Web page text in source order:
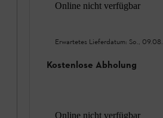
Online nicht verfügbar
Erwartetes Lieferdatum: So., 09.08.
Kostenlose Abholung
Online nicht verfügbar